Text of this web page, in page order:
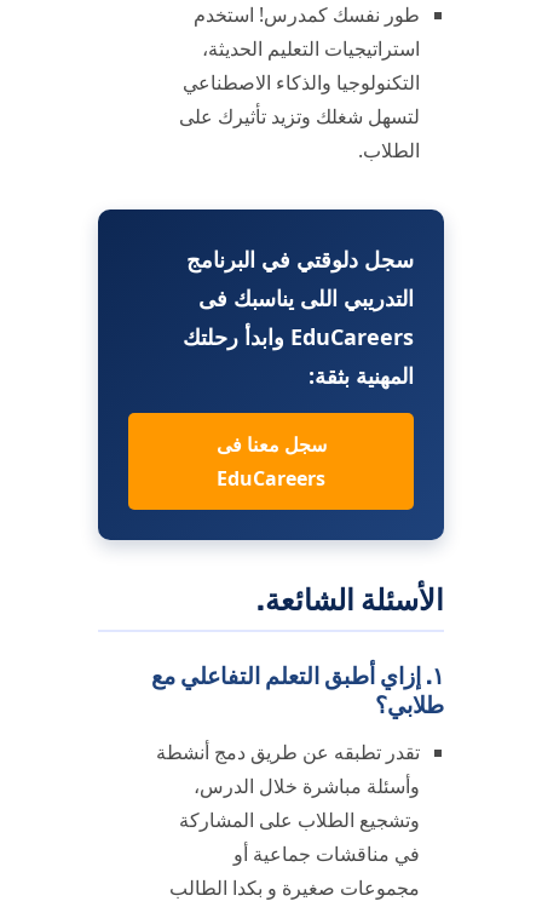
طور نفسك كمدرس! استخدم
استراتيجيات التعليم الحديثة،
التكنولوجيا والذكاء الاصطناعي
لتسهل شغلك وتزيد تأثيرك على
الطلاب.
سجل دلوقتي في البرنامج
التدريبي اللى يناسبك فى
EduCareers وابدأ رحلتك
المهنية بثقة:
سجل معنا فى
EduCareers
الأسئلة الشائعة.
١. إزاي أطبق التعلم التفاعلي مع
طلابي؟
تقدر تطبقه عن طريق دمج أنشطة
وأسئلة مباشرة خلال الدرس،
وتشجيع الطلاب على المشاركة
في مناقشات جماعية أو
مجموعات صغيرة و بكدا الطالب